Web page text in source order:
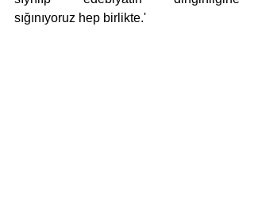
sığınıyoruz hep birlikte.'